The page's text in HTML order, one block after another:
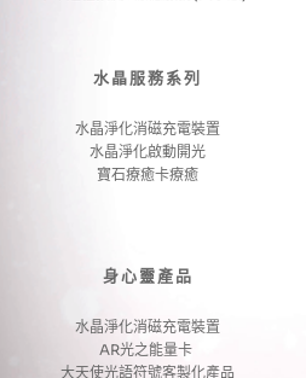
水晶服務系列
水晶淨化消磁充電裝置
水晶淨化啟動開光
寶石療癒卡療癒
身心靈產品
水晶淨化消磁充電裝置
AR光之能量卡
大天使光語符號客製化產品